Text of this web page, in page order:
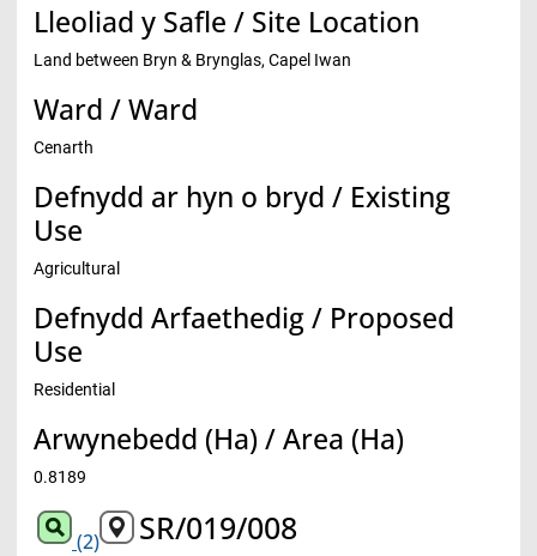
Lleoliad y Safle / Site Location
Land between Bryn & Brynglas, Capel Iwan
Ward / Ward
Cenarth
Defnydd ar hyn o bryd / Existing
Use
Agricultural
Defnydd Arfaethedig / Proposed
Use
Residential
Arwynebedd (Ha) / Area (Ha)
0.8189
(2) SR/019/008